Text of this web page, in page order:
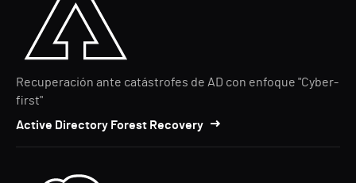
Recuperación ante catástrofes de AD con enfoque "Cyber-
first"
Active Directory Forest Recovery